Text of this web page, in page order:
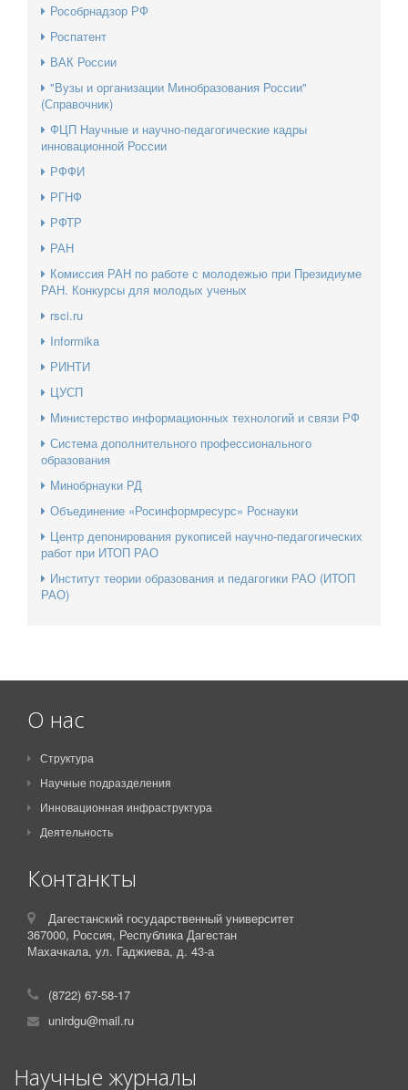
Рособрнадзор РФ
Роспатент
ВАК России
"Вузы и организации Минобразования России"
(Справочник)
ФЦП Научные и научно-педагогические кадры
инновационной России
РФФИ
РГНФ
РФТР
РАН
Комиссия РАН по работе с молодежью при Президиуме
РАН. Конкурсы для молодых ученых
rsci.ru
Informika
РИНТИ
ЦУСП
Министерство информационных технологий и связи РФ
Система дополнительного профессионального
образования
Минобрнауки РД
Объединение «Росинформресурс» Роснауки
Центр депонирования рукописей научно-педагогических
работ при ИТОП РАО
Институт теории образования и педагогики РАО (ИТОП
РАО)
О нас
Структура
Научные подразделения
Инновационная инфраструктура
Деятельность
Контанкты
Дагестанский государственный университет
367000, Россия, Республика Дагестан
Махачкала, ул. Гаджиева, д. 43-а
(8722) 67-58-17
unirdgu@mail.ru
Научные журналы